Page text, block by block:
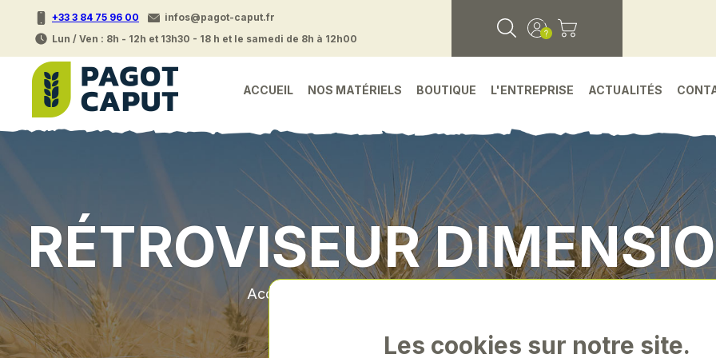
+33 3 84 75 96 00
infos@pagot-caput.fr
Lun / Ven : 8h - 12h et 13h30 - 18 h et le samedi de 8h à 12h00
ACCUEIL NOS MATÉRIELS BOUTIQUE L'ENTREPRISE ACTUALITÉS
RÉTROVISEUR
Accueil
Les cookies sur notre site.